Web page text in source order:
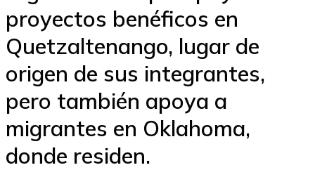
proyectos benéficos en
Quetzaltenango, lugar de
origen de sus integrantes,
pero también apoya a
migrantes en Oklahoma,
donde residen.